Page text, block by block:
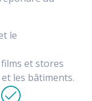
le
films et stores
les bâtiments.